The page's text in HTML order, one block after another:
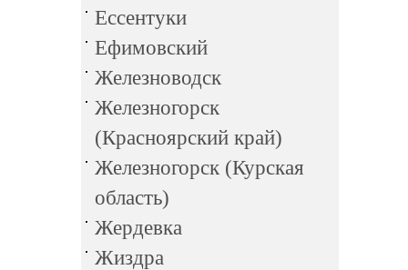
Ессентуки
Ефимовский
Железноводск
Железногорск
(Красноярский край)
Железногорск (Курская
область)
Жердевка
Жиздра